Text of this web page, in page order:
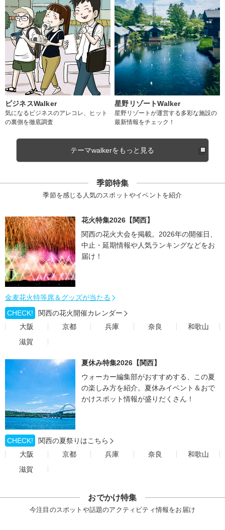
ビジネスWalker
気になるビジネスのアレコレ、ヒット
の裏側を徹底調査
星野リゾートWalker
星野リゾートが運営する多彩な施設の
最新情報をチェック！
テーマwalkerをもっと見る
季節特集
季節を感じる人気のスポットやイベントを紹介
花火特集2026【関西】
関西の花火大会を掲載。2026年の開催日、
中止・延期情報や人気ランキングなどをお
届け！
金麦花火特等席＆グッズが当たる
CHECK!
関西の花火開催カレンダー
大阪
京都 兵庫 奈良
和歌山
滋賀
夏休み特集2026【関西】
ウォーカー編集部がおすすめする、この夏
の楽しみ方を紹介。夏休みイベント＆おで
かけスポット情報が盛りだくさん！
CHECK!
関西の夏祭りはこちら
大阪
京都 兵庫 奈良
和歌山
滋賀
おでかけ特集
今注目のスポットや話題のアクティビティ情報をお届け